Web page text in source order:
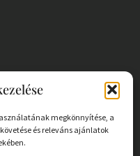
megkönnyítése, a
és releváns ajánlatok